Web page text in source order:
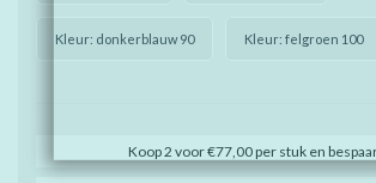
Kleur: donkerblauw 90 Kleur: felgroen 100
Koop 2 voor €77,00 per stuk en